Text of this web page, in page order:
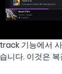
기능에서
니다. 이것은